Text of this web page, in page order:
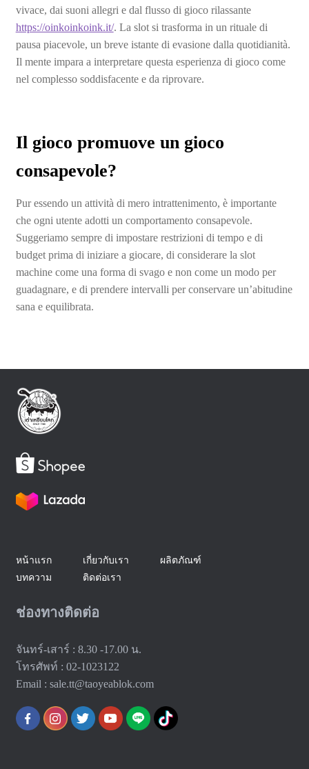
vivace, dai suoni allegri e dal flusso di gioco rilassante
https://oinkoinkoink.it/. La slot si trasforma in un rituale di
pausa piacevole, un breve istante di evasione dalla quotidianità.
Il mente impara a interpretare questa esperienza di gioco come
nel complesso soddisfacente e da riprovare.
Il gioco promuove un gioco
consapevole?
Pur essendo un attività di mero intrattenimento, è importante
che ogni utente adotti un comportamento consapevole.
Suggeriamo sempre di impostare restrizioni di tempo e di
budget prima di iniziare a giocare, di considerare la slot
machine come una forma di svago e non come un modo per
guadagnare, e di prendere intervalli per conservare un’abitudine
sana e equilibrata.
หน้าแรก เกี่ยวกับเรา
ผลิตภัณฑ์
บทความ
ติดต่อเรา
ช่องทางติดต่อ
จันทร์-เสาร์ : 8.30 -17.00 น.
โทรศัพท์ : 02-1023122
Email : sale.tt@taoyeablok.com